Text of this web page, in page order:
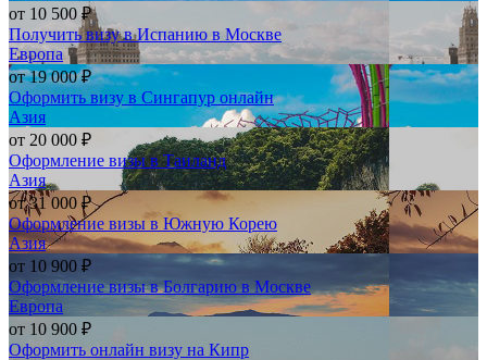
от 10 500 ₽
Получить визу в Испанию в Москве
Европа
от19 000 ₽
Оформить визу в Сингапур онлайн
Азия
от 20 000 ₽
Оформление визы в Таиланд
Азия
от31 000 ₽
Оформление визы в Южную Корею
Азия
от 10 900 ₽
Оформление визы в Болгарию в Москве
Европа
от 10 900 ₽
Оформить онлайн визу на Кипр